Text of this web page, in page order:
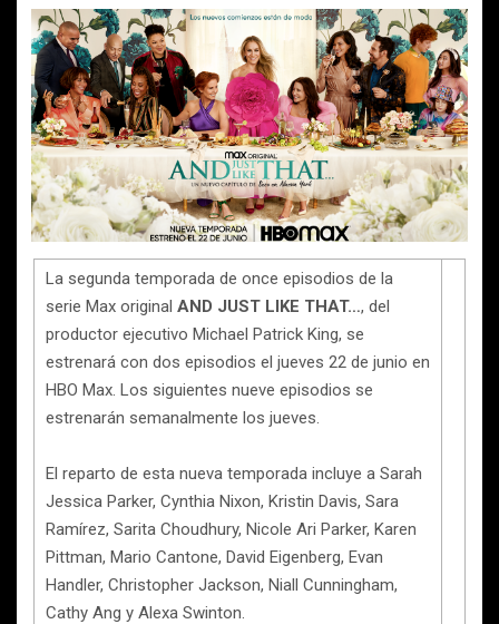
La segunda temporada de once episodios de la
serie Max original AND JUST LIKE THAT…, del
productor ejecutivo Michael Patrick King, se
estrenará con dos episodios el jueves 22 de junio en
HBO Max. Los siguientes nueve episodios se
estrenarán semanalmente los jueves.
El reparto de esta nueva temporada incluye a Sarah
Jessica Parker, Cynthia Nixon, Kristin Davis, Sara
Ramírez, Sarita Choudhury, Nicole Ari Parker, Karen
Pittman, Mario Cantone, David Eigenberg, Evan
Handler, Christopher Jackson, Niall Cunningham,
Cathy Ang y Alexa Swinton.